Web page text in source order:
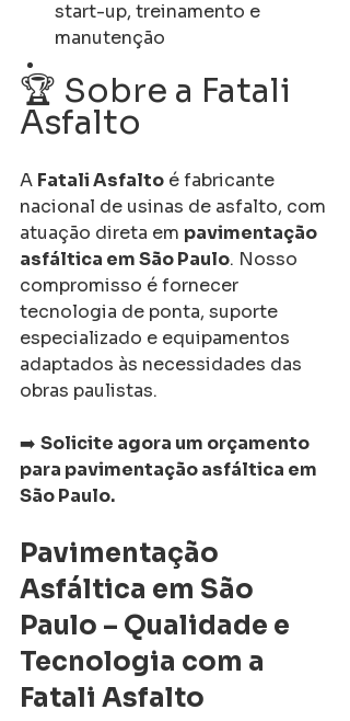
start-up, treinamento e
manutenção
🏆 Sobre a Fatali
Asfalto
A Fatali Asfalto é fabricante
nacional de usinas de asfalto, com
atuação direta em pavimentação
asfáltica em São Paulo. Nosso
compromisso é fornecer
tecnologia de ponta, suporte
especializado e equipamentos
adaptados às necessidades das
obras paulistas.
➡️ Solicite agora um orçamento
para pavimentação asfáltica em
São Paulo.
Pavimentação
Asfáltica em São
Paulo – Qualidade e
Tecnologia com a
Fatali Asfalto